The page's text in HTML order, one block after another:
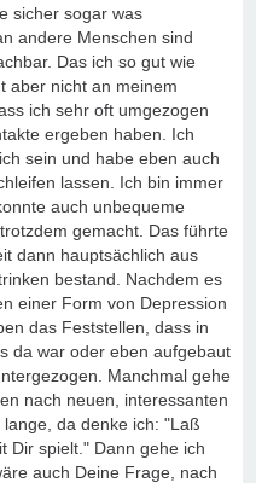
sicher sogar was
andere Menschen sind
Das ich so gut wie
aber nicht an meinem
ich sehr oft umgezogen
ergeben haben. Ich
sein und habe eben auch
lassen. Ich bin immer
auch unbequeme
gemacht. Das führte
dann hauptsächlich aus
bestand. Nachdem es
einer Form von Depression
das Feststellen, dass in
da war oder eben aufgebaut
Manchmal gehe
nach neuen, interessanten
da denke ich: "Laß
Dir spielt." Dann gehe ich
auch Deine Frage, nach